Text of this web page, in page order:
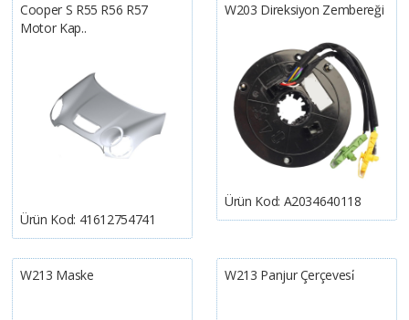
Cooper S R55 R56 R57
Motor Kap..
Ürün Kod: 41612754741
W203 Direksiyon Zembereği
Ürün Kod: A2034640118
W213 Maske W213 Panjur Çerçevesi̇